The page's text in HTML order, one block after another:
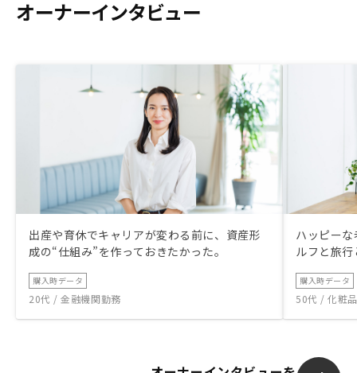
オーナーインタビュー
出産や育休でキャリアが変わる前に、資産形
成の“仕組み”を作っておきたかった。
購入時データ
20代 / 金融機関勤務
ハッピー
ルフと旅
購入時データ
50代 / 化粧